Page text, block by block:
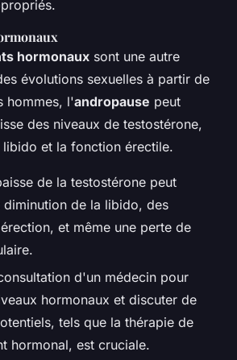
hormonaux sont une autre
évolutions sexuelles à partir de
hommes, l'andropause peut
des niveaux de testostérone,
et la fonction érectile.
de la testostérone peut
diminution de la libido, des
et même une perte de
d'un médecin pour
hormonaux et discuter de
tels que la thérapie de
hormonal, est cruciale.